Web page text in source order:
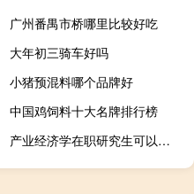
广州番禺市桥哪里比较好吃
大年初三骑车好吗
小猪预混料哪个品牌好
中国鸡饲料十大名牌排行榜
产业经济学在职研究生可以从事哪方面的工作